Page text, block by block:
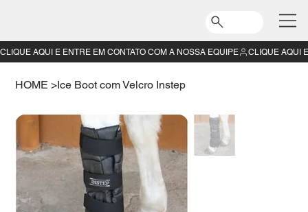
HOME >Ice Boot com Velcro Instep
CLIQUE AQUI E ENTRE EM CONTATO COM A NOSSA EQUIPE